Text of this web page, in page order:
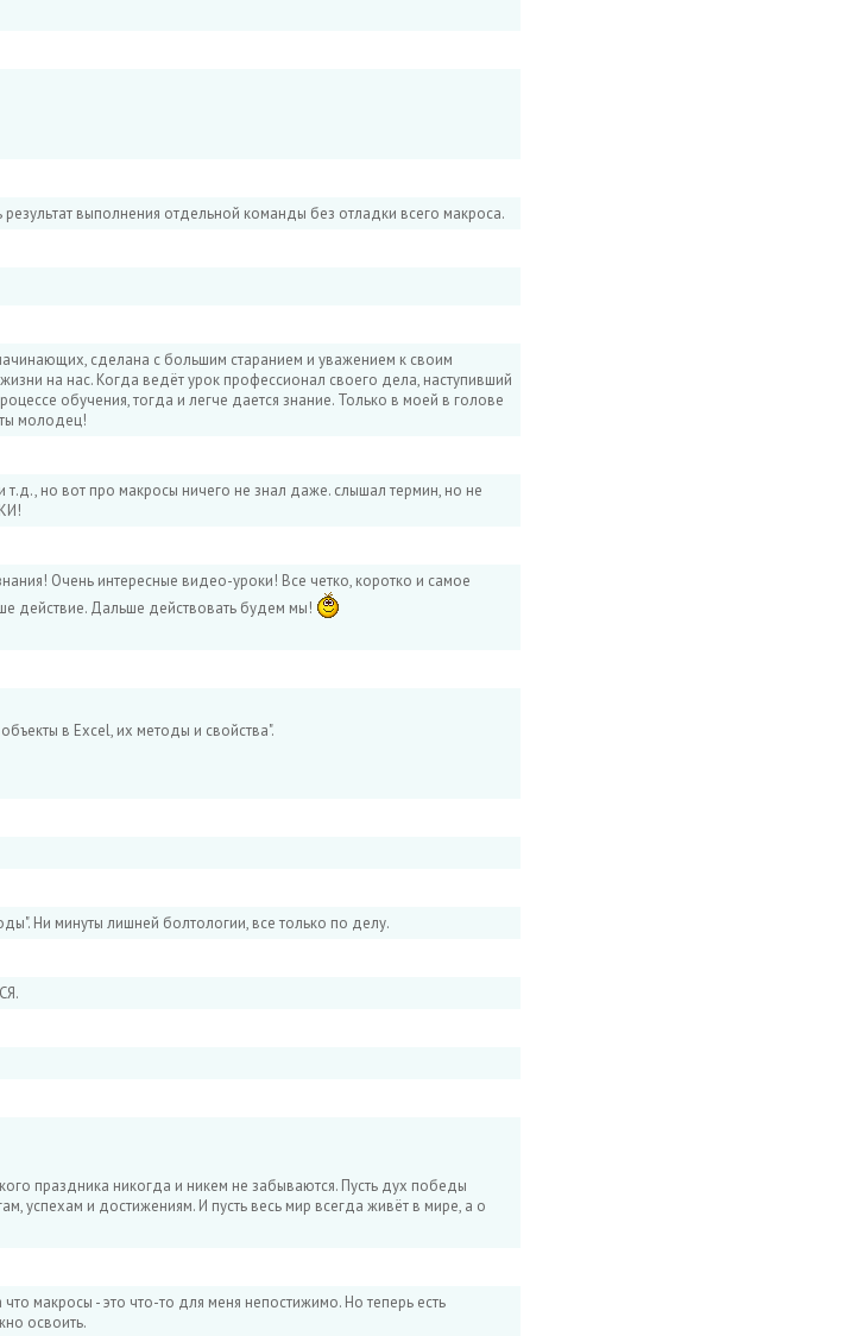
выполнения отдельной команды без отладки всего макроса.
сделана с большим старанием и уважением к своим
на нас. Когда ведёт урок профессионал своего дела, наступивший
обучения, тогда и легче дается знание. Только в моей в голове
ты молодец!
но вот про макросы ничего не знал даже. слышал термин, но не
Очень интересные видео-уроки! Все четко, коротко и самое
действие. Дальше действовать будем мы!
в Excel, их методы и свойства".
Ни минуты лишней болтологии, все только по делу.
праздника никогда и никем не забываются. Пусть дух победы
успехам и достижениям. И пусть весь мир всегда живёт в мире, а о
макросы - это что-то для меня непостижимо. Но теперь есть
освоить.